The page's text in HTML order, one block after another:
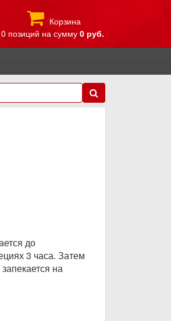
Корзина
0 позиций на сумму 0 руб.
до
3 часа. Затем
на